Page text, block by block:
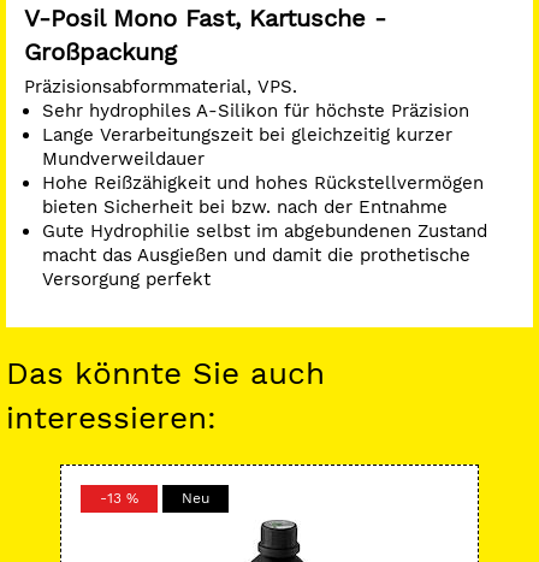
V-Posil Mono Fast, Kartusche -
Großpackung
Präzisionsabformmaterial, VPS.
Sehr hydrophiles A-Silikon für höchste Präzision
Lange Verarbeitungszeit bei gleichzeitig kurzer
Mundverweildauer
Hohe Reißzähigkeit und hohes Rückstellvermögen
bieten Sicherheit bei bzw. nach der Entnahme
Gute Hydrophilie selbst im abgebundenen Zustand
macht das Ausgießen und damit die prothetische
Versorgung perfekt
Das könnte Sie auch
interessieren:
-13 % Neu